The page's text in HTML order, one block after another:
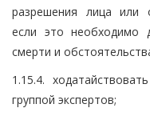
разрешения лица или
если это необходимо
смерти и
1.15.4.
группой экспертов;